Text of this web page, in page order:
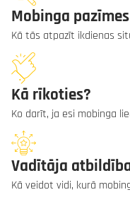
Mobinga pazīmes
Kā tās atpazīt ikdienas
Kā rīkoties?
Ko darīt, ja esi mobinga
Vadītāja
Kā veidot vidi, kurā